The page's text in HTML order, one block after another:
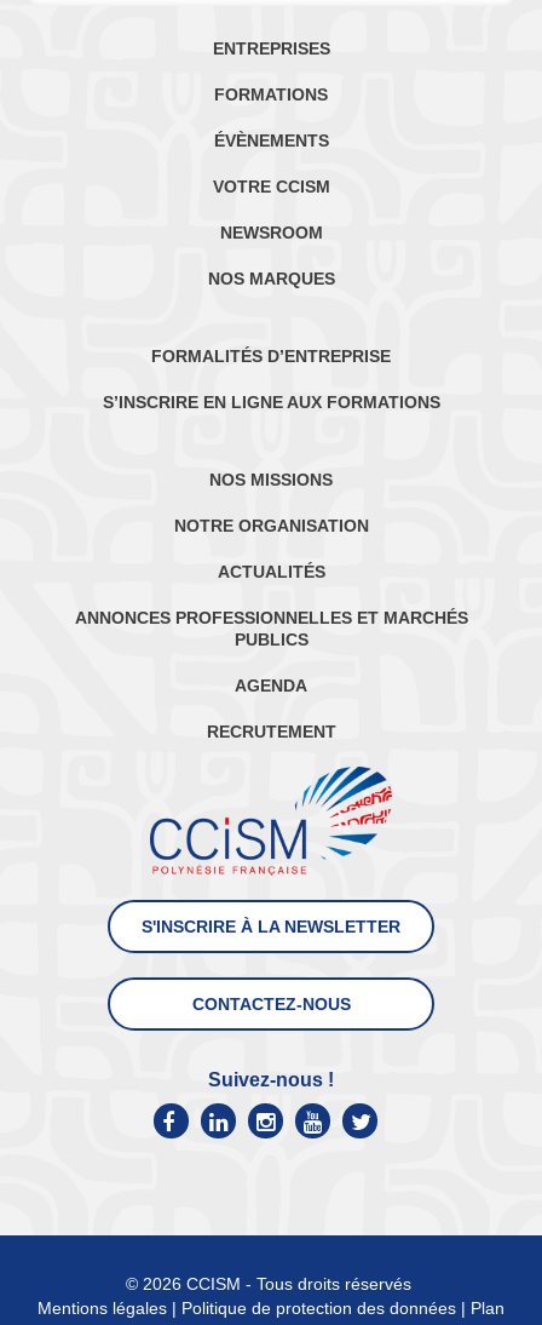
ENTREPRISES
FORMATIONS
ÉVÈNEMENTS
VOTRE CCISM
NEWSROOM
NOS MARQUES
FORMALITÉS D’ENTREPRISE
S’INSCRIRE EN LIGNE AUX FORMATIONS
NOS MISSIONS
NOTRE ORGANISATION
ACTUALITÉS
ANNONCES PROFESSIONNELLES ET MARCHÉS
PUBLICS
AGENDA
RECRUTEMENT
S'INSCRIRE À LA NEWSLETTER
CONTACTEZ-NOUS
Suivez-nous !
© 2026 CCISM - Tous droits réservés
Mentions légales | Politique de protection des données | Plan